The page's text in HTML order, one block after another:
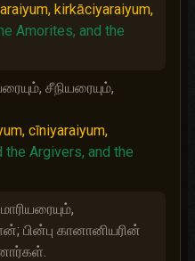
kirkāciyaraiyum,
Amorites, and the
சீநியரையும்,
cīniyaraiyum,
the Argivers, and the
பின்பு கானானியரின்